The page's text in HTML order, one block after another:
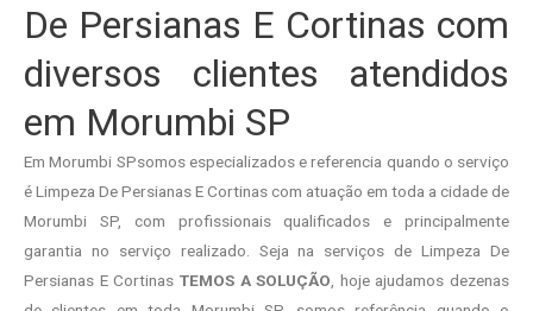
De Persianas E Cortinas com
diversos clientes atendidos
em Morumbi SP
Em Morumbi SPsomos especializados e referencia quando o serviço
é Limpeza De Persianas E Cortinas com atuação em toda a cidade de
Morumbi SP, com profissionais qualificados e principalmente
garantia no serviço realizado. Seja na serviços de Limpeza De
Persianas E Cortinas TEMOS A SOLUÇÃO , hoje ajudamos dezenas